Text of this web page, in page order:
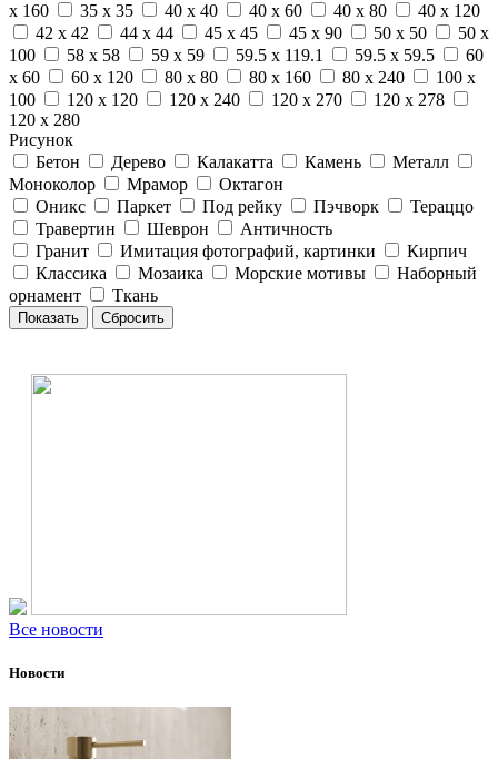
x 160
35 x 35 40 x 40 40 x 60 40 x 80
40 x 120
42 x 42
44 x 44 45 x 45 45 x 90 50 x 50
50 x
100
58 x 58 59 x 59 59.5 x 119.1 59.5 x 59.5
60
x 60
60 x 120 80 x 80 80 x 160 80 x 240
100 x
100
120 x 120 120 x 240 120 x 270
120 x 278
120 x 280
Рисунок
Бетон
Дерево Калакатта Камень
Металл
Моноколор
Мрамор
Октагон
Оникс
Паркет Под рейку Пэчворк
Тераццо
Травертин
Шеврон
Античность
Гранит
Имитация фотографий, картинки
Кирпич
Классика
Мозаика Морские мотивы
Наборный
орнамент
Ткань
Все новости
Новости